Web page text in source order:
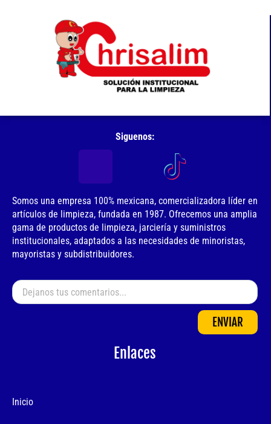
Siguenos:
Somos una empresa 100% mexicana, comercializadora líder en
artículos de limpieza, fundada en 1987. Ofrecemos una amplia
gama de productos de limpieza, jarciería y suministros
institucionales, adaptados a las necesidades de minoristas,
mayoristas y subdistribuidores.
ENVIAR
Enlaces
Inicio